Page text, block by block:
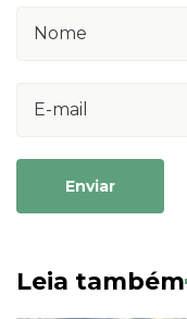
Enviar
Leia também